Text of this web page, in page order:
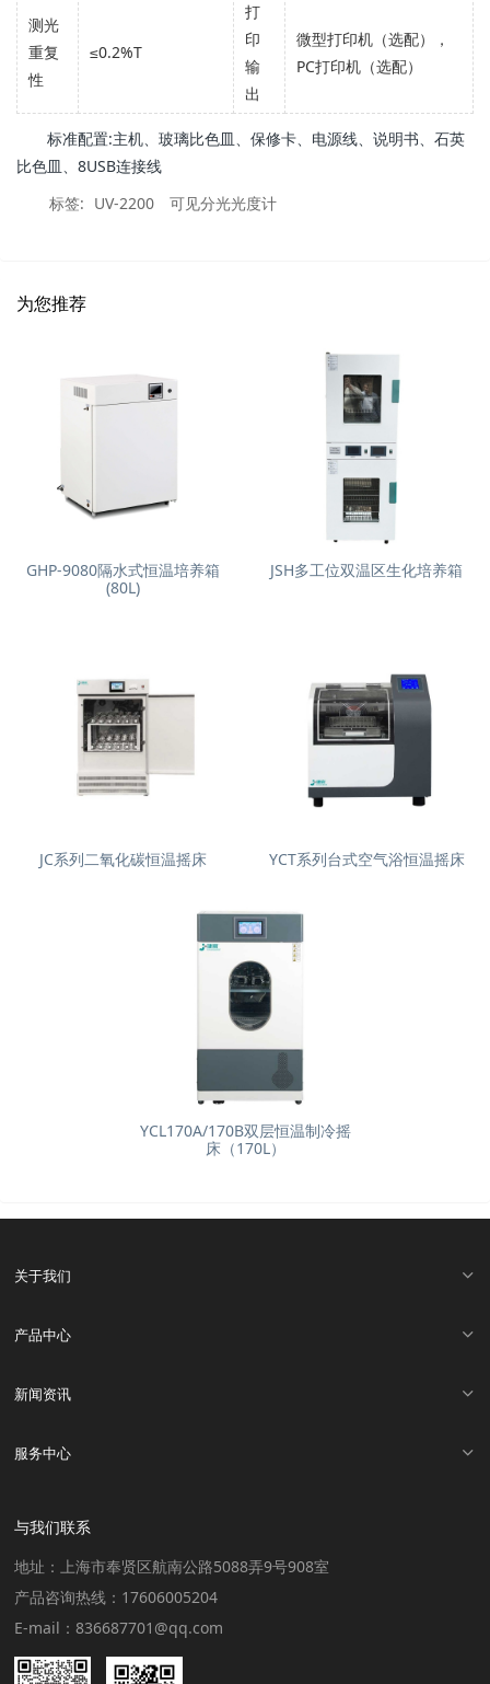
测光
重复
性
≤0.2%T
打
印
输
出
微型打印机（选配），
PC打印机（选配）
标准配置:主机、玻璃比色皿、保修卡、电源线、说明书、石英
比色皿、8USB连接线
标签: UV-2200 可见分光光度计
为您推荐
GHP-9080隔水式恒温培养箱
(80L)
JSH多工位双温区生化培养箱
JC系列二氧化碳恒温摇床 YCT系列台式空气浴恒温摇床
YCL170A/170B双层恒温制冷摇
床（170L）
关于我们
产品中心
新闻资讯
服务中心
与我们联系
地址：上海市奉贤区航南公路5088弄9号908室
产品咨询热线：17606005204
E-mail：836687701@qq.com